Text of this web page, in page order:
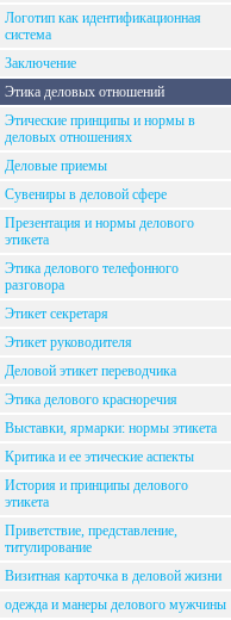
Логотип как идентификационная
система
Заключение
Этика деловых отношений
Этические принципы и нормы в
деловых отношениях
Деловые приемы
Сувениры в деловой сфере
Презентация и нормы делового
этикета
Этика делового телефонного
разговора
Этикет секретаря
Этикет руководителя
Деловой этикет переводчика
Этика делового красноречия
Выставки, ярмарки: нормы этикета
Критика и ее этические аспекты
История и принципы делового
этикета
Приветствие, представление,
титулирование
Визитная карточка в деловой жизни
одежда и манеры делового мужчины